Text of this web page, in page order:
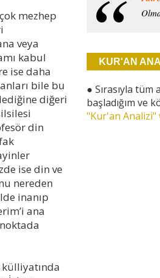
mezhep
veya
kabul
ise daha
bile bu
diğeri
din
ise din ve
nereden
inanıp
ana
KUR'AN
●Sırasıyla
başladığım ve
"Kur'an Analizi"